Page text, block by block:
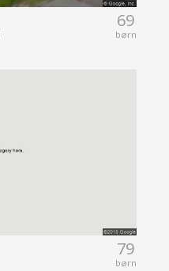
69
børn
79
børn